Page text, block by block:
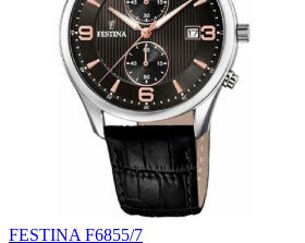
FESTINA F6855/7